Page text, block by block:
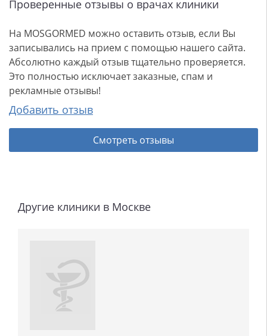
Проверенные отзывы о врачах клиники
На MOSGORMED можно оставить отзыв, если Вы
записывались на прием с помощью нашего сайта.
Абсолютно каждый отзыв тщательно проверяется.
Это полностью исключает заказные, спам и
рекламные отзывы!
Добавить отзыв
Смотреть отзывы
Другие клиники в Москве